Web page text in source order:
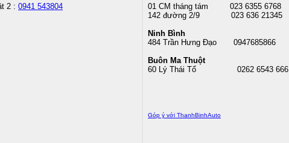
2 : 0941 543804
01 CM tháng tám 023 6355 6768
142 đường 2/9 023 636 21345
Ninh Bình
484 Trần Hưng Đạo 0947685866
Buôn Ma Thuột
60 Lý Thái Tổ 0262 6543 666
Góp ý với ThanhBinhAuto